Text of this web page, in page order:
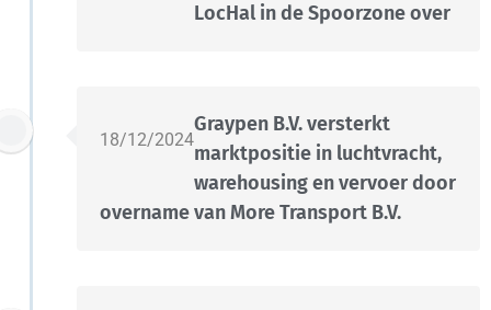
LocHal in de Spoorzone over
18/12/2024
Graypen B.V. versterkt
marktpositie in luchtvracht,
warehousing en vervoer door
overname van More Transport B.V.